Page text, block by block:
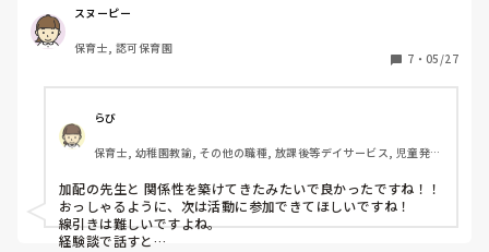
遊び時間は楽しく過ごせているので良いのですが、活動中
も、加配担当の保育士に喋りかけに行くこともあります。安
心を求めてなのか、ただ自由に過ごしてしまっているの
自閉傾向ありで、集団活動が苦手、特定の友だちとの関わり
は問題無いが、人数が増えたり、関わりの無い友だちや保育
士が近くに来たりすると、そっとその場を離れ加配担当の保
育士の元へ行ったりもします。
このままでOKなのか、それとも何か声掛けなどで活動参加
を促したほうがいいのか。
経験談などあれば、お聞きしたいです。
スヌーピー
保育士, 認可保育園
7 ・ 05/27
らび
保育士, 幼稚園教諭, その他の職種, 放課後等デイサービス, 児童発達
加配の先生と 関係性を築けてきたみたいで良かったですね！！
おっしゃるように、次は活動に参加できてほしいですね！
線引きは難しいですよね。
経験談で話すと